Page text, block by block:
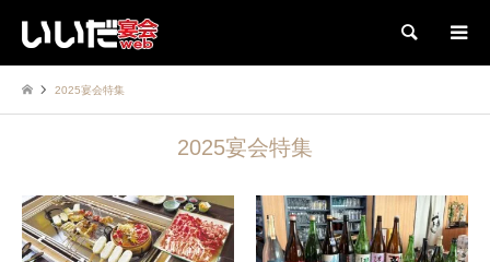
検索
2025宴会特集
2025宴会特集